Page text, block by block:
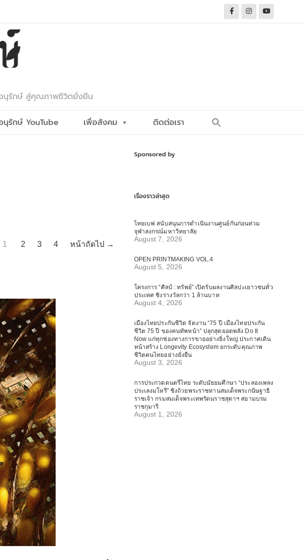
นุรักษ์ สู่คุณภาพชีวิตยั่งยืน
นุรักษ์ YouTube เพื่อสังคม ติดต่อเรา
1 2 3 4 หน้าถัดไป →
Sponsored by
เรื่องราวล่าสุด
ไทยเบฟ สนับสนุนการดำเนินงานศูนย์กันก่อนท่วม
จุฬาลงกรณ์มหาวิทยาลัย
August 7, 2026
OPEN PRINTMAKING VOL.4
August 5, 2026
โครงการ “ศิลป์ : ทรัพย์” เปิดรับผลงานศิลปะเยาวชนทั่ว
ประเทศ ชิงรางวัลกว่า 1 ล้านบาท
August 4, 2026
เมืองไทยประกันชีวิต จัดงาน “75 ปี เมืองไทยประกัน
ชีวิต 75 ปี ของคนทัพหน้า” ปลุกสุดยอดพลัง Do It
Now แก่ทุกช่องทางการขายอย่างยิ่งใหญ่ ประกาศเดิน
หน้าสร้าง Longevity Ecosystem ยกระดับคุณภาพ
ชีวิตคนไทยอย่างยั่งยืน
August 3, 2026
การประกวดดนตรีไทย ระดับมัธยมศึกษา “ประลองเพลง
ประเลงมโหรี” ชิงถ้วยพระราชทานสมเด็จพระกนิษฐาธิ
ราชเจ้า กรมสมเด็จพระเทพรัตนราชสุดาฯ สยามบรม
ราชกุมารี
August 1, 2026